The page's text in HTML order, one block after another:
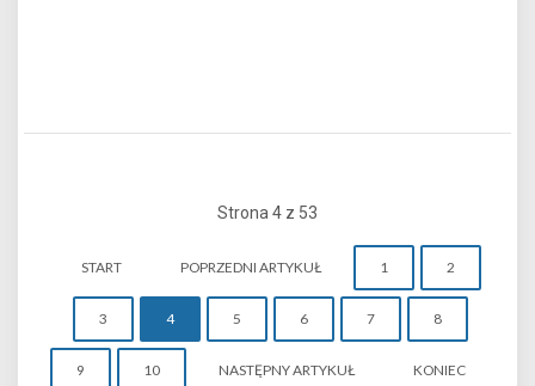
Strona 4 z 53
START POPRZEDNI ARTYKUŁ 1 2
3 4 5 6 7 8
9 10 NASTĘPNY ARTYKUŁ KONIEC